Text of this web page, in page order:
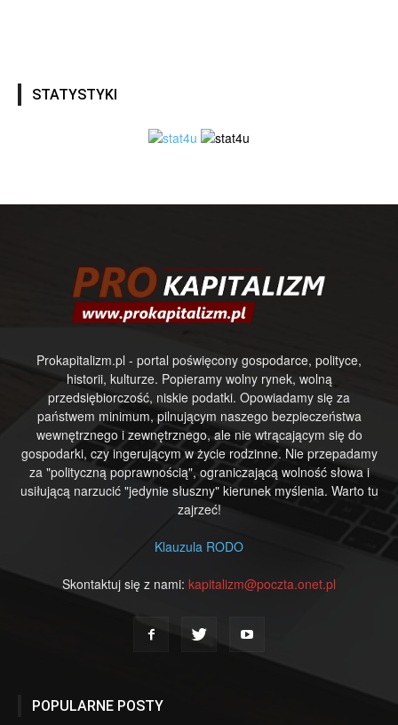
STATYSTYKI
Prokapitalizm.pl - portal poświęcony gospodarce, polityce,
historii, kulturze. Popieramy wolny rynek, wolną
przedsiębiorczość, niskie podatki. Opowiadamy się za
państwem minimum, pilnującym naszego bezpieczeństwa
wewnętrznego i zewnętrznego, ale nie wtrącającym się do
gospodarki, czy ingerującym w życie rodzinne. Nie przepadamy
za "polityczną poprawnością", ograniczającą wolność słowa i
usiłującą narzucić "jedynie słuszny" kierunek myślenia. Warto tu
zajrzeć!
Klauzula RODO
Skontaktuj się z nami: kapitalizm@poczta.onet.pl
POPULARNE POSTY